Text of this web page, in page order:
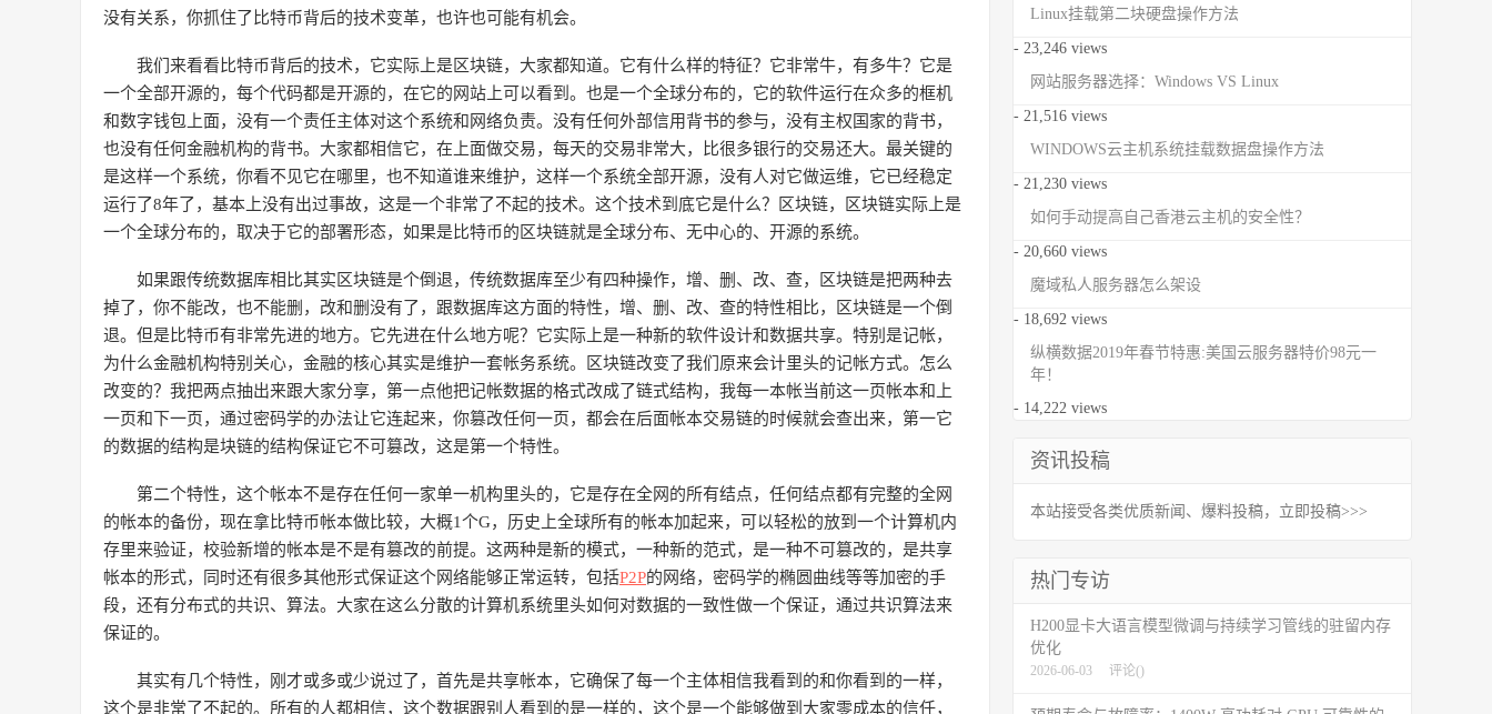
没有关系，你抓住了比特币背后的技术变革，也许也可能有机会。
我们来看看比特币背后的技术，它实际上是区块链，大家都知道。它有什么样的特征？它非常牛，有多牛？它是
一个全部开源的，每个代码都是开源的，在它的网站上可以看到。也是一个全球分布的，它的软件运行在众多的框机
和数字钱包上面，没有一个责任主体对这个系统和网络负责。没有任何外部信用背书的参与，没有主权国家的背书，
也没有任何金融机构的背书。大家都相信它，在上面做交易，每天的交易非常大，比很多银行的交易还大。最关键的
是这样一个系统，你看不见它在哪里，也不知道谁来维护，这样一个系统全部开源，没有人对它做运维，它已经稳定
运行了8年了，基本上没有出过事故，这是一个非常了不起的技术。这个技术到底它是什么？区块链，区块链实际上是
一个全球分布的，取决于它的部署形态，如果是比特币的区块链就是全球分布、无中心的、开源的系统。
如果跟传统数据库相比其实区块链是个倒退，传统数据库至少有四种操作，增、删、改、查，区块链是把两种去
掉了，你不能改，也不能删，改和删没有了，跟数据库这方面的特性，增、删、改、查的特性相比，区块链是一个倒
退。但是比特币有非常先进的地方。它先进在什么地方呢？它实际上是一种新的软件设计和数据共享。特别是记帐，
为什么金融机构特别关心，金融的核心其实是维护一套帐务系统。区块链改变了我们原来会计里头的记帐方式。怎么
改变的？我把两点抽出来跟大家分享，第一点他把记帐数据的格式改成了链式结构，我每一本帐当前这一页帐本和上
一页和下一页，通过密码学的办法让它连起来，你篡改任何一页，都会在后面帐本交易链的时候就会查出来，第一它
的数据的结构是块链的结构保证它不可篡改，这是第一个特性。
第二个特性，这个帐本不是存在任何一家单一机构里头的，它是存在全网的所有结点，任何结点都有完整的全网
的帐本的备份，现在拿比特币帐本做比较，大概1个G，历史上全球所有的帐本加起来，可以轻松的放到一个计算机内
存里来验证，校验新增的帐本是不是有篡改的前提。这两种是新的模式，一种新的范式，是一种不可篡改的，是共享
帐本的形式，同时还有很多其他形式保证这个网络能够正常运转，包括P2P的网络，密码学的椭圆曲线等等加密的手
段，还有分布式的共识、算法。大家在这么分散的计算机系统里头如何对数据的一致性做一个保证，通过共识算法来
保证的。
其实有几个特性，刚才或多或少说过了，首先是共享帐本，它确保了每一个主体相信我看到的和你看到的一样，
这个是非常了不起的。所有的人都相信，这个数据跟别人看到的是一样的，这个是一个能够做到大家零成本的信任，
Linux挂载第二块硬盘操作方法
- 23,246 views
网站服务器选择：Windows VS Linux
- 21,516 views
WINDOWS云主机系统挂载数据盘操作方法
- 21,230 views
如何手动提高自己香港云主机的安全性？
- 20,660 views
魔域私人服务器怎么架设
- 18,692 views
纵横数据2019年春节特惠:美国云服务器特价98元一
年！
- 14,222 views
资讯投稿
本站接受各类优质新闻、爆料投稿，立即投稿>>>
热门专访
H200显卡大语言模型微调与持续学习管线的驻留内存
优化
2026-06-03 评论()